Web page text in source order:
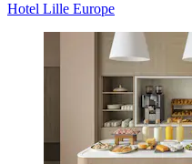
Hotel Lille Europe